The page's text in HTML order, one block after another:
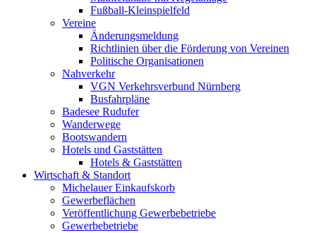
Fußball-Kleinspielfeld
Vereine
Änderungsmeldung
Richtlinien über die Förderung von Vereinen
Politische Organisationen
Nahverkehr
VGN Verkehrsverbund Nürnberg
Busfahrpläne
Badesee Rudufer
Wanderwege
Bootswandern
Hotels und Gaststätten
Hotels & Gaststätten
Wirtschaft & Standort
Michelauer Einkaufskorb
Gewerbeflächen
Veröffentlichung Gewerbebetriebe
Gewerbebetriebe